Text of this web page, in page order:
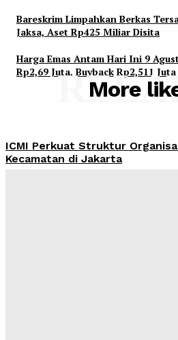
Bareskrim Limpahkan Berkas
Jaksa, Aset Rp425 Miliar Disita
Harga Emas Antam Hari Ini 9
Rp2,69 Juta, Buyback Rp2,511 Juta
More
ICMI Perkuat Struktur
Kecamatan di Jakarta